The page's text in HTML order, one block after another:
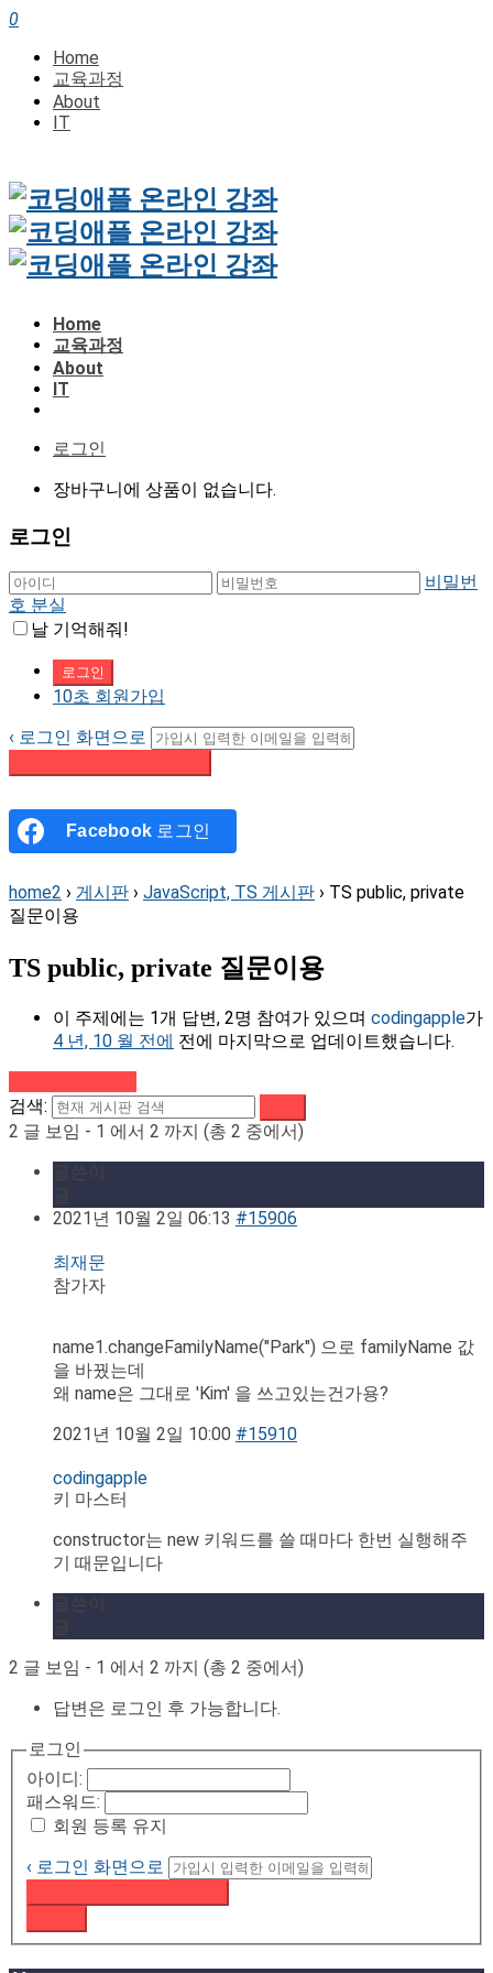
0
Home
교육과정
About
IT
Home
교육과정
About
IT
로그인
장바구니에 상품이 없습니다.
로그인
비밀번
호 분실
날 기억해줘!
10초 회원가입
‹ 로그인 화면으로
Facebook 로그인
home2 › 게시판 › JavaScript, TS 게시판 › TS public, private
질문이용
TS public, private 질문이용
이 주제에는 1개 답변, 2명 참여가 있으며 codingapple가
4 년, 10 월 전에 전에 마지막으로 업데이트했습니다.
검색:
2 글 보임 - 1 에서 2 까지 (총 2 중에서)
2021년 10월 2일 06:13 #15906
최재문
참가자
name1.changeFamilyName("Park") 으로 familyName 값
을 바꿨는데
왜 name은 그대로 'Kim' 을 쓰고있는건가용?
2021년 10월 2일 10:00 #15910
codingapple
키 마스터
constructor는 new 키워드를 쓸 때마다 한번 실행해주
기 때문입니다
2 글 보임 - 1 에서 2 까지 (총 2 중에서)
답변은 로그인 후 가능합니다.
로그인
아이디:
패스워드:
회원 등록 유지
‹ 로그인 화면으로